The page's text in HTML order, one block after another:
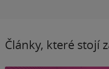
Články, které stojí